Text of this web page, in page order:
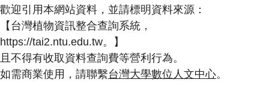
歡迎引用本網站資料，並請標明資料來源：
【台灣植物資訊整合查詢系統，
https://tai2.ntu.edu.tw。】
且不得有收取資料查詢費等營利行為。
如需商業使用，請聯繫台灣大學數位人文中心。